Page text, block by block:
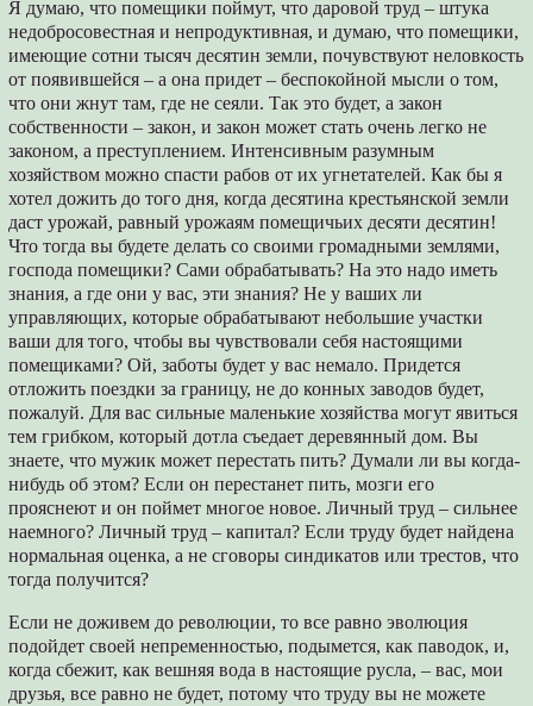
Я думаю, что помещики поймут, что даровой труд – штука
недобросовестная и непродуктивная, и думаю, что помещики,
имеющие сотни тысяч десятин земли, почувствуют неловкость
от появившейся – а она придет – беспокойной мысли о том,
что они жнут там, где не сеяли. Так это будет, а закон
собственности – закон, и закон может стать очень легко не
законом, а преступлением. Интенсивным разумным
хозяйством можно спасти рабов от их угнетателей. Как бы я
хотел дожить до того дня, когда десятина крестьянской земли
даст урожай, равный урожаям помещичьих десяти десятин!
Что тогда вы будете делать со своими громадными землями,
господа помещики? Сами обрабатывать? На это надо иметь
знания, а где они у вас, эти знания? Не у ваших ли
управляющих, которые обрабатывают небольшие участки
ваши для того, чтобы вы чувствовали себя настоящими
помещиками? Ой, заботы будет у вас немало. Придется
отложить поездки за границу, не до конных заводов будет,
пожалуй. Для вас сильные маленькие хозяйства могут явиться
тем грибком, который дотла съедает деревянный дом. Вы
знаете, что мужик может перестать пить? Думали ли вы когда-
нибудь об этом? Если он перестанет пить, мозги его
прояснеют и он поймет многое новое. Личный труд – сильнее
наемного? Личный труд – капитал? Если труду будет найдена
нормальная оценка, а не сговоры синдикатов или трестов, что
тогда получится?
Если не доживем до революции, то все равно эволюция
подойдет своей непременностью, подымется, как паводок, и,
когда сбежит, как вешняя вода в настоящие русла, – вас, мои
друзья, все равно не будет, потому что труду вы не можете